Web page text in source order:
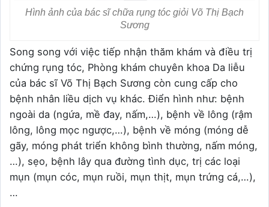
Hình ảnh của bác sĩ chữa rụng tóc giỏi Võ Thị Bạch
Sương
Song song với việc tiếp nhận thăm khám và điều trị
chứng rụng tóc, Phòng khám chuyên khoa Da liễu
của bác sĩ Võ Thị Bạch Sương còn cung cấp cho
bệnh nhân liều dịch vụ khác. Điển hình như: bệnh
ngoài da (ngứa, mề đay, nấm,…), bệnh về lông (rậm
lông, lông mọc ngược,…), bệnh về móng (móng dễ
gãy, móng phát triển không bình thường, nấm móng,
…), sẹo, bệnh lây qua đường tình dục, trị các loại
mụn (mụn cóc, mụn ruồi, mụn thịt, mụn trứng cá,…),
…